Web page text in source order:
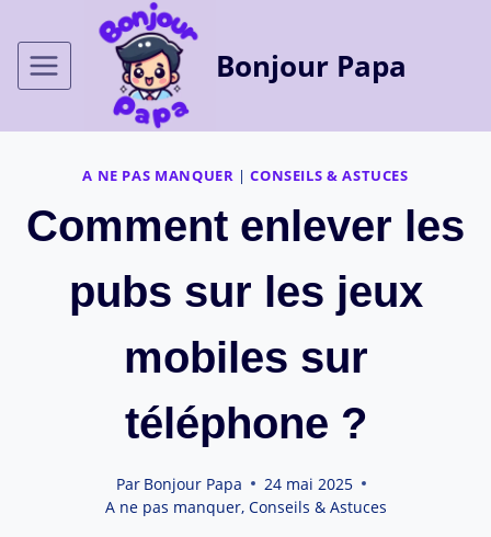
au
contenu
Bonjour Papa
A NE PAS MANQUER |CONSEILS & ASTUCES
Comment enlever les
pubs sur les jeux
mobiles sur
téléphone ?
Par Bonjour Papa
24 mai 2025
A ne pas manquer, Conseils & Astuces